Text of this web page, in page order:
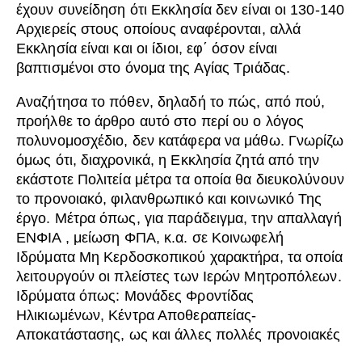
έχουν συνείδηση ότι Εκκλησία δεν είναι οι 130-140
Αρχιερείς στους οποίους αναφέρονται, αλλά
Εκκλησία είναι και οι ίδιοι, εφ΄ όσον είναι
βαπτισμένοι στο όνομα της Αγίας Τριάδας.
Αναζήτησα το πόθεν, δηλαδή το πώς, από πού,
προήλθε το άρθρο αυτό στο περί ου ο λόγος
πολυνομοσχέδιο, δεν κατάφερα να μάθω. Γνωρίζω
όμως ότι, διαχρονικά, η Εκκλησία ζητά από την
εκάστοτε Πολιτεία μέτρα τα οποία θα διευκολύνουν
το προνοιακό, φιλανθρωπικό και κοινωνικό Της
έργο. Μέτρα όπως, για παράδειγμα, την απαλλαγή
ΕΝΦΙΑ , μείωση ΦΠΑ, κ.α. σε Κοινωφελή
Ιδρύματα Μη Κερδοσκοπικού χαρακτήρα, τα οποία
λειτουργούν οι πλείστες των Ιερών Μητροπόλεων.
Ιδρύματα όπως: Μονάδες Φροντίδας
Ηλικιωμένων, Κέντρα Αποθεραπείας-
Αποκατάστασης, ως και άλλες πολλές προνοιακές